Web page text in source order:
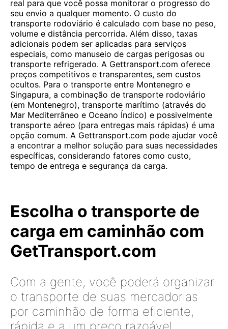
real para que você possa monitorar o progresso do
seu envio a qualquer momento. O custo do
transporte rodoviário é calculado com base no peso,
volume e distância percorrida. Além disso, taxas
adicionais podem ser aplicadas para serviços
especiais, como manuseio de cargas perigosas ou
transporte refrigerado. A Gettransport.com oferece
preços competitivos e transparentes, sem custos
ocultos. Para o transporte entre Montenegro e
Singapura, a combinação de transporte rodoviário
(em Montenegro), transporte marítimo (através do
Mar Mediterrâneo e Oceano Índico) e possivelmente
transporte aéreo (para entregas mais rápidas) é uma
opção comum. A Gettransport.com pode ajudar você
a encontrar a melhor solução para suas necessidades
específicas, considerando fatores como custo,
tempo de entrega e segurança da carga.
Escolha o transporte de
carga em caminhão com
GetTransport.com
Com a gente, você poderá organizar
o transporte de suas mercadorias
por caminhão de forma eficiente,
rápida e a um preço razoável.